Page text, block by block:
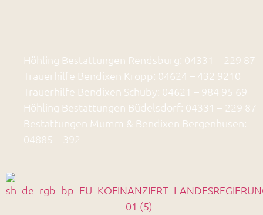
Höhling Bestattungen Rendsburg: 04331 – 229 87
Trauerhilfe Bendixen Kropp: 04624 – 432 9210
Trauerhilfe Bendixen Schuby: 04621 – 984 95 69
Höhling Bestattungen Büdelsdorf: 04331 – 229 87
Bestattungen Mumm & Bendixen Bergenhusen:
04885 – 392